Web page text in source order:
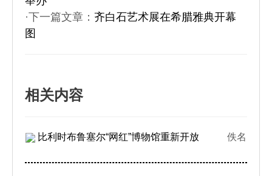
·下一篇文章： 齐白石艺术展在希腊雅典开幕
图
相关内容
比利时布鲁塞尔“网红”博物馆重新开放 佚名